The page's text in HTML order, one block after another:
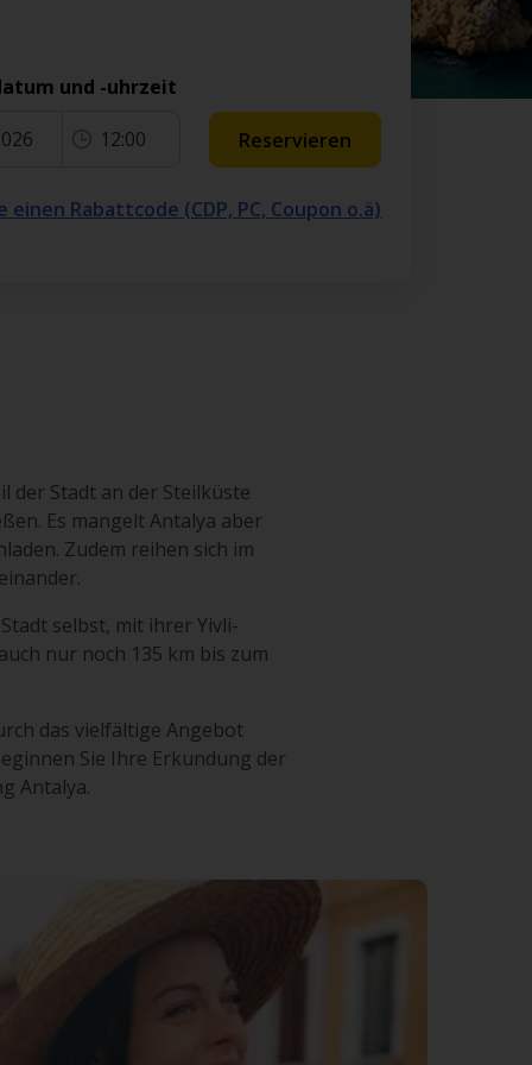
und -uhrzeit
12:00 Reservieren
einen Rabattcode (CDP, PC, Coupon o.ä)
der Stadt an der Steilküste
Es mangelt Antalya aber
Zudem reihen sich im
selbst, mit ihrer Yivli-
nur noch 135 km bis zum
das vielfältige Angebot
Sie Ihre Erkundung der
Antalya.